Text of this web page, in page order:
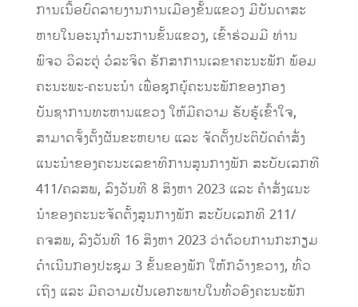
ການເນື້ອບົດລາຍງານການເມືອງຂັ້ນແຂວງ ມີບັນດາສະ
ຫາຍໃນອະນຸກຳມະການຂັ້ນແຂວງ, ເຂົ້າຮ່ວມມີ ທ່ານ
ພົຈວ ວິລະຕູ່ ວໍລະຈິດ ຮັກສາການເລຂາຄະນະພັກ ພ້ອມ
ຄະນະພະ-ຄະນະນຳ ເພື່ອຊຸກຍູ້ຄະນະພັກຂອງກອງ
ບັນຊາການທະຫານແຂວງ ໃຫ້ມີຄວາມ ຮັບຮູ້ເຂົ້າໃຈ,
ສາມາດຈັ້ງຕັ້ງຜັນຂະຫຍາຍ ແລະ ຈັດຕັ້ງປະຕິບັດຄໍາສັ່ງ
ແນະນໍາຂອງຄະນະເລຂາທິການສູນກາງພັກ ສະບັບເລກທີ
411/ຄລສພ, ລົງວັນທີ 8 ສິງຫາ 2023 ແລະ ຄໍາສັ່ງແນະ
ນໍາຂອງຄະນະຈັດຕັ້ງສູນກາງພັກ ສະບັບເລກທີ 211/
ຄຈສພ, ລົງວັນທີ 16 ສິງຫາ 2023 ວ່າດ້ວຍການກະກຽມ
ດໍາເນີນກອງປະຊຸມ 3 ຂັ້ນຂອງພັກ ໃຫ້ກວ້າງຂວາງ, ທົ່ວ
ເຖິງ ແລະ ມີຄວາມເປັນເອກະພາບໃນທົ່ວອົງຄະນະພັກ